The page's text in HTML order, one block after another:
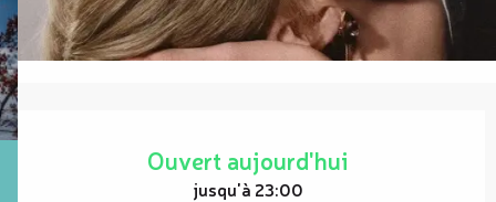
Ouverture et coordonnées
Ouvert aujourd'hui
jusqu'à 23:00